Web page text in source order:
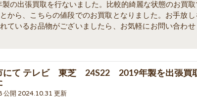
製の出張買取を行ないました。比較的綺麗な状態のお買取
から、こちらの値段でのお買取となりました。お手放し
ているお品物がございましたら、お気軽にお問い合わせ
にて テレビ 東芝 24S22 2019年製を出張買
公開 2024.10.31 更新